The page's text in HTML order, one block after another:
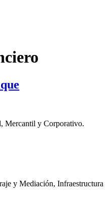
Mercantil y Corporativo.
y Mediación, Infraestructura